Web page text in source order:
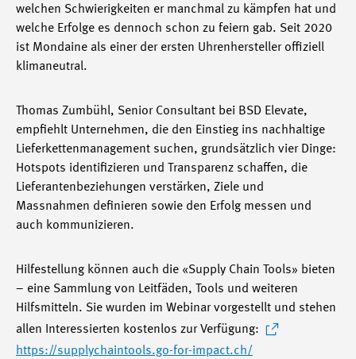
welchen Schwierigkeiten er manchmal zu kämpfen hat und
welche Erfolge es dennoch schon zu feiern gab. Seit 2020
ist Mondaine als einer der ersten Uhrenhersteller offiziell
klimaneutral.
Thomas Zumbühl, Senior Consultant bei BSD Elevate,
empfiehlt Unternehmen, die den Einstieg ins nachhaltige
Lieferkettenmanagement suchen, grundsätzlich vier Dinge:
Hotspots identifizieren und Transparenz schaffen, die
Lieferantenbeziehungen verstärken, Ziele und
Massnahmen definieren sowie den Erfolg messen und
auch kommunizieren.
Hilfestellung können auch die «Supply Chain Tools» bieten
– eine Sammlung von Leitfäden, Tools und weiteren
Hilfsmitteln. Sie wurden im Webinar vorgestellt und stehen
allen Interessierten kostenlos zur Verfügung:
https://supplychaintools.go-for-impact.ch/